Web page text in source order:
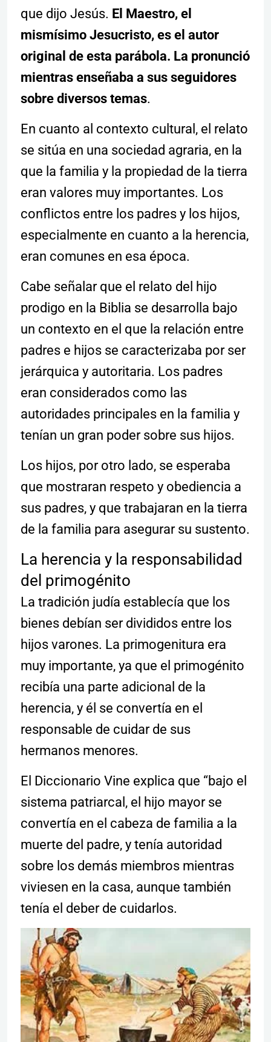
que dijo Jesús. El Maestro, el
mismísimo Jesucristo, es el autor
original de esta parábola. La pronunció
mientras enseñaba a sus seguidores
sobre diversos temas.
En cuanto al contexto cultural, el relato
se sitúa en una sociedad agraria, en la
que la familia y la propiedad de la tierra
eran valores muy importantes. Los
conflictos entre los padres y los hijos,
especialmente en cuanto a la herencia,
eran comunes en esa época.
Cabe señalar que el relato del hijo
prodigo en la Biblia se desarrolla bajo
un contexto en el que la relación entre
padres e hijos se caracterizaba por ser
jerárquica y autoritaria. Los padres
eran considerados como las
autoridades principales en la familia y
tenían un gran poder sobre sus hijos.
Los hijos, por otro lado, se esperaba
que mostraran respeto y obediencia a
sus padres, y que trabajaran en la tierra
de la familia para asegurar su sustento.
La herencia y la responsabilidad
del primogénito
La tradición judía establecía que los
bienes debían ser divididos entre los
hijos varones. La primogenitura era
muy importante, ya que el primogénito
recibía una parte adicional de la
herencia, y él se convertía en el
responsable de cuidar de sus
hermanos menores.
El Diccionario Vine explica que “bajo el
sistema patriarcal, el hijo mayor se
convertí­a en el cabeza de familia a la
muerte del padre, y tení­a autoridad
sobre los demás miembros mientras
viviesen en la casa, aunque también
tení­a el deber de cuidarlos.